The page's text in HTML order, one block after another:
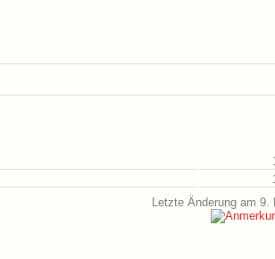
Letzte Änderung am 9.